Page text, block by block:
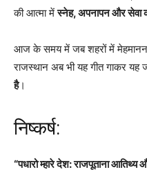
की आत्मा मेंस्नेह, अपनापन और सेवा
आज के समय में जब शहरों में
राजस्थान अब भी यह गीत गाकर यह
है।
निष्कर्ष:
“पधारो म्हारे देश: राजपूताना आतिथ्य